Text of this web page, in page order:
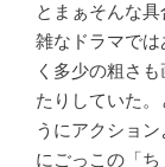
とまぁそんな
雑なドラマで
く多少の粗さ
たりしていた
うにアクショ
にごっこの「